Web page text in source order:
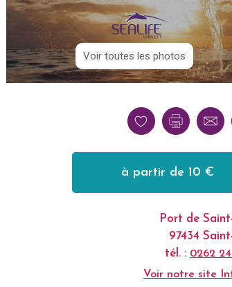
Voir toutes les photos
Voir toutes les photos
à partir de 10 €
Port de
97434
tél. : 0262
Voir notre site